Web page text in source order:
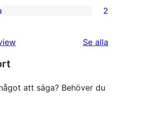
2
Se alla
att säga? Behöver du